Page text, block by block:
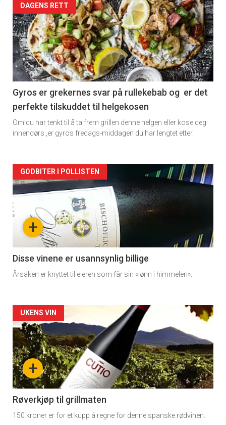
Forsiden
akkurat
nå
-
2
DAGENS RETT
Gyros er grekernes svar på rullekebab og er det
perfekte tilskuddet til helgekosen
Om du har tenkt til å ta frem grillen denne helgen eller kose deg
innendørs ,er gyros fredags-middagen du har lengtet etter.
Forsiden
akkurat
nå
3
+
GODBITER I POLLISTEN
Disse vinene er usannsynlig billige
Årsaken er knyttet til eieren som får sin «lønn i himmelen».
Forsiden
akkurat
nå
-
4
+
UKENS VIN
Røverkjøp til grillmaten
150 kroner er for et kupp å regne for denne spanske rødvinen.